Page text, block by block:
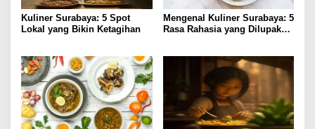
Kuliner Surabaya: 5 Spot
Lokal yang Bikin Ketagihan
Mengenal Kuliner Surabaya: 5
Rasa Rahasia yang Dilupakan